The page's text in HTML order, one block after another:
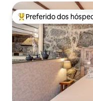
Entre os melhores
Preferido dos